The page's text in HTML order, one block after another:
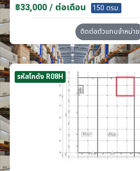
฿33,000 / ต่อเดือน 150 ตรม.
ติดต่อตัวแทนจำหน่าย
รหัสโกดัง R08H